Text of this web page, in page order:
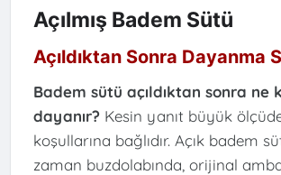
Açılmış Badem Sütü
Açıldıktan Sonra Dayanma
Badem sütü açıldıktan sonra ne
dayanır?Kesin yanıt büyük
koşullarına bağlıdır. Açık badem
zaman buzdolabında, orijinal